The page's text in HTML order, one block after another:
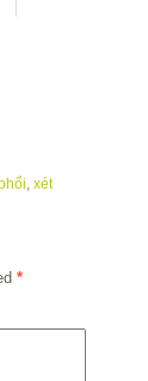
, xét
*